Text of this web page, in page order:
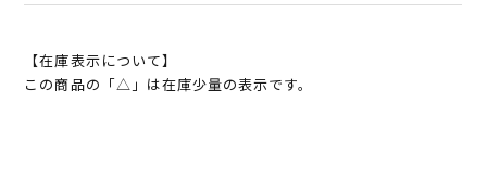
【在庫表示について】
この商品の「△」は在庫少量の表示です。